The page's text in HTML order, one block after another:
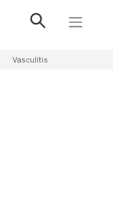
Vasculitis